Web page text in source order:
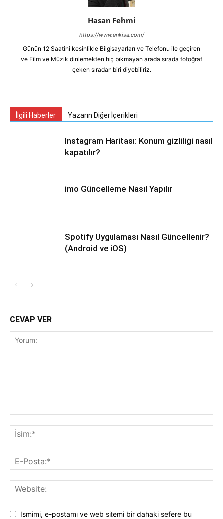
Hasan Fehmi
https://www.enkisa.com/
Günün 12 Saatini kesinlikle Bilgisayarları ve Telefonu ile geçiren
ve Film ve Müzik dinlemekten hiç bıkmayan arada sırada fotoğraf
çeken sıradan biri diyebiliriz.
İlgili Haberler Yazarın Diğer İçerikleri
Instagram Haritası: Konum gizliliği nasıl
kapatılır?
imo Güncelleme Nasıl Yapılır
Spotify Uygulaması Nasıl Güncellenir?
(Android ve iOS)
CEVAP VER
Ismimi, e-postamı ve web sitemi bir dahaki sefere bu